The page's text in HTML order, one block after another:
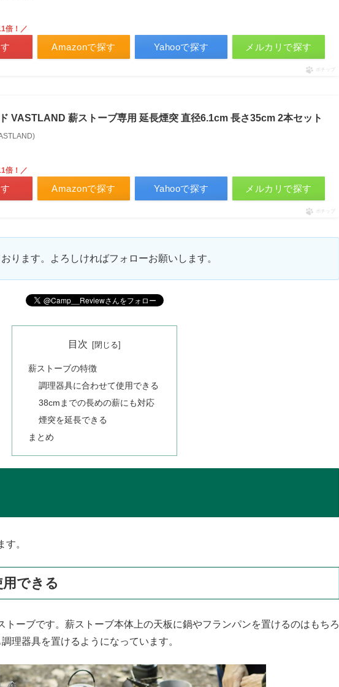
Amazonで探す
倍！／
Yahooで探す メルカリで探す
ポチップ
VASTLAND 薪ストーブ専用 延長煙突 直径6.1cm 長さ35cm 2本セット
Amazonで探す
倍！／
Yahooで探す メルカリで探す
ポチップ
ります。よろしければフォローお願いします。
目次
薪ストーブの特徴
調理器具に合わせて使用できる
38cmまでの長めの薪にも対応
煙突を延長できる
まとめ
。
できる
トーブです。薪ストーブ本体上の天板に鍋やフランパンを置けるのはもちろ
理器具を置けるようになっています。